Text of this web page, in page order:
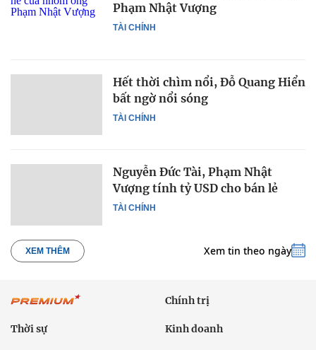
TÀI CHÍNH
Phạm Nhật Vượng
TÀI CHÍNH
Hết thời chìm nổi, Đỗ Quang Hiển
bất ngờ nổi sóng
TÀI CHÍNH
Nguyễn Đức Tài, Phạm Nhật
Vượng tính tỷ USD cho bán lẻ
XEM THÊM Xem tin theo ngày
Chính trị
Thời sự Kinh doanh